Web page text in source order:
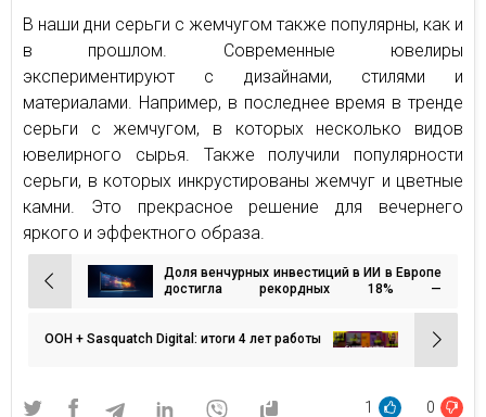
В наши дни серьги с жемчугом также популярны, как и
в прошлом. Современные ювелиры
экспериментируют с дизайнами, стилями и
материалами. Например, в последнее время в тренде
серьги с жемчугом, в которых несколько видов
ювелирного сырья. Также получили популярности
серьги, в которых инкрустированы жемчуг и цветные
камни. Это прекрасное решение для вечернего
яркого и эффектного образа.
Навигация
по
записям
Доля венчурных инвестиций в ИИ в Европе
достигла рекордных 18% —
ООН + Sasquatch Digital: итоги 4 лет работы
1 0